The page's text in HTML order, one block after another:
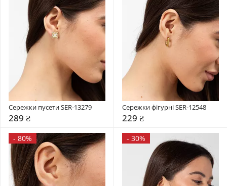
Сережки пусети SER-13279
289 ₴
Сережки фігурні SER-12548
229 ₴
- 80% - 30%